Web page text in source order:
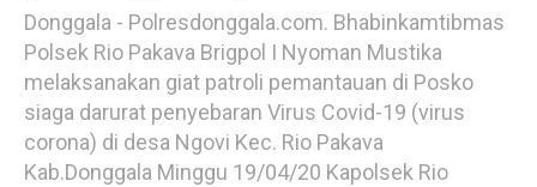
Donggala - Polresdonggala.com. Bhabinkamtibmas
Polsek Rio Pakava Brigpol I Nyoman Mustika
melaksanakan giat patroli pemantauan di Posko
siaga darurat penyebaran Virus Covid-19 (virus
corona) di desa Ngovi Kec. Rio Pakava
Kab.Donggala Minggu 19/04/20 Kapolsek Rio